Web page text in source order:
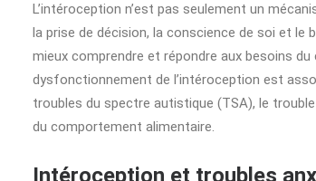
L’intéroception n’est pas seulement un
la prise de décision, la conscience de soi et le
mieux comprendre et répondre aux besoins
dysfonctionnement de l’intéroception est
troubles du spectre autistique (TSA), le
du comportement alimentaire.
Intéroception et troubles